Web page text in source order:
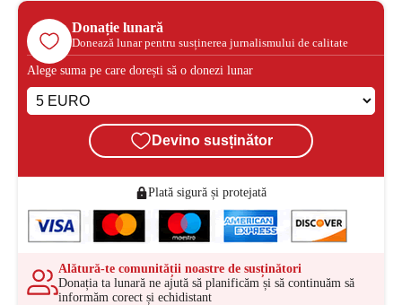
Donație lunară
Donează lunar pentru susținerea jurnalismului de calitate
Alege suma pe care dorești să o donezi lunar
Devino susținător
Plată sigură și protejată
Alătură-te comunității noastre de susținători
Donația ta lunară ne ajută să planificăm și să continuăm să
informăm corect și echidistant